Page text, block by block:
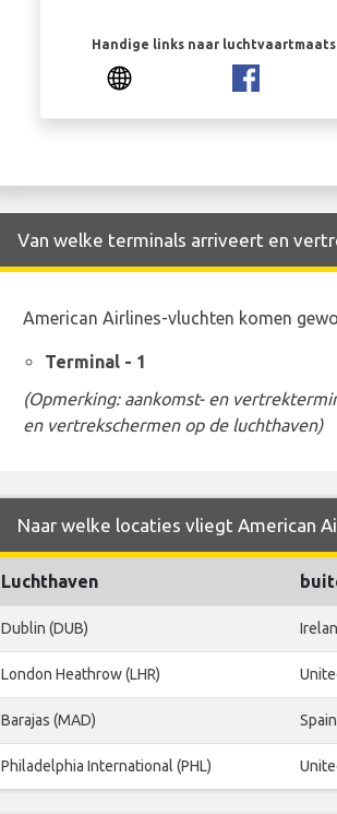
Handige links naar
Van welke terminals arriveert en
American Airlines-vluchten komen
Terminal - 1
(Opmerking: aankomst- en
en vertrekschermen op de luchthaven)
Naar welke locaties vliegt American
Luchthaven
Dublin (DUB)
London Heathrow (LHR)
Barajas (MAD) Spain
Philadelphia International (PHL)